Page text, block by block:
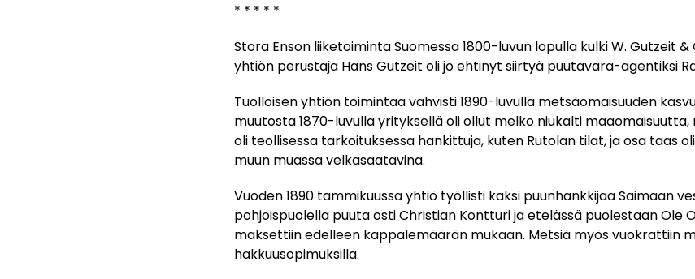
* * * * *
Stora Enson liiketoiminta Suomessa 1800-luvun lopulla kulki W. Gutzeit &
yhtiön perustaja Hans Gutzeit oli jo ehtinyt siirtyä puutavara-agentiksi
Tuolloisen yhtiön toimintaa vahvisti 1890-luvulla metsäomaisuuden
muutosta 1870-luvulla yrityksellä oli ollut melko niukalti maaomaisuutta,
oli teollisessa tarkoituksessa hankittuja, kuten Rutolan tilat, ja osa taas
muun muassa velkasaatavina.
Vuoden 1890 tammikuussa yhtiö työllisti kaksi puunhankkijaa Saimaan
pohjoispuolella puuta osti Christian Kontturi ja etelässä puolestaan Ole
maksettiin edelleen kappalemäärän mukaan. Metsiä myös vuokrattiin
hakkuusopimuksilla.